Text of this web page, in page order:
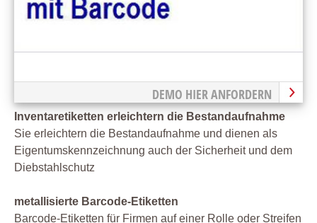
DEMO HIER ANFORDERN
Inventaretiketten erleichtern die Bestandaufnahme
Sie erleichtern die Bestandaufnahme und dienen als
Eigentumskennzeichnung auch der Sicherheit und dem
Diebstahlschutz
metallisierte Barcode-Etiketten
Barcode-Etiketten für Firmen auf einer Rolle oder Streifen